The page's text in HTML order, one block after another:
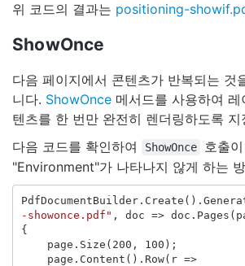
위 코드의 결과는 positioning-
ShowOnce
다음 페이지에서 콘텐츠가 반복되는 것
니다. ShowOnce 메서드를 사용하여
텐츠를 한 번만 완전히 렌더링하도록 지
다음 코드를 확인하여
ShowOnce
호출
"Environment"가 나타나지 않게 하는
PdfDocumentBuilder. Create ().
-showonce.pdf" , doc => doc . Pages (
{
page . Size ( 200 , 100 );
page . Content (). Row( r =>